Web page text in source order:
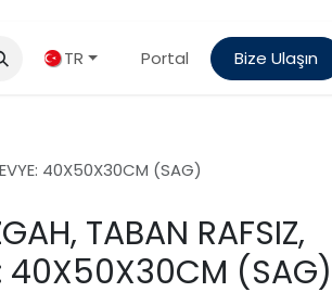
TR Portal Bize Ulaşın
EVYE: 40X50X30CM (SAG)
TABAN RAFSIZ,
40X50X30CM (SAG)